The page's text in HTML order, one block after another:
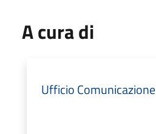
A cura di
Ufficio Comunicazione